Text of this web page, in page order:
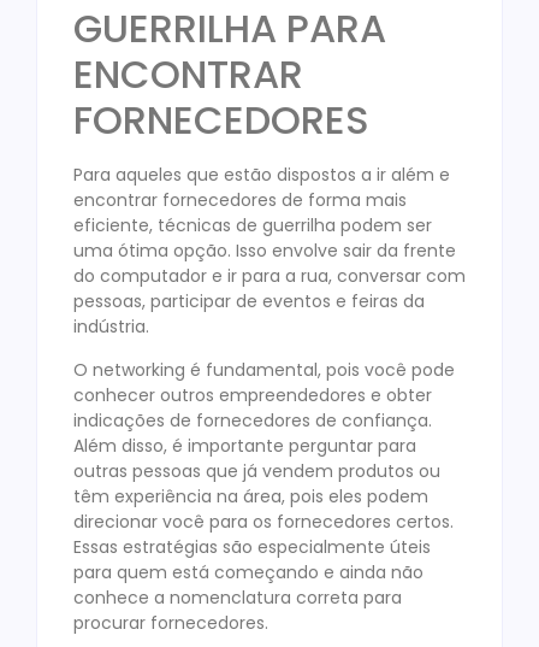
GUERRILHA PARA
ENCONTRAR
FORNECEDORES
Para aqueles que estão dispostos a ir além e
encontrar fornecedores de forma mais
eficiente, técnicas de guerrilha podem ser
uma ótima opção. Isso envolve sair da frente
do computador e ir para a rua, conversar com
pessoas, participar de eventos e feiras da
indústria.
O networking é fundamental, pois você pode
conhecer outros empreendedores e obter
indicações de fornecedores de confiança.
Além disso, é importante perguntar para
outras pessoas que já vendem produtos ou
têm experiência na área, pois eles podem
direcionar você para os fornecedores certos.
Essas estratégias são especialmente úteis
para quem está começando e ainda não
conhece a nomenclatura correta para
procurar fornecedores.